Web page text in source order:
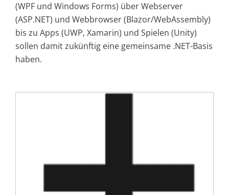
(WPF und Windows Forms) über Webserver
(ASP.NET) und Webbrowser (Blazor/WebAssembly)
bis zu Apps (UWP, Xamarin) und Spielen (Unity)
sollen damit zukünftig eine gemeinsame .NET-Basis
haben.